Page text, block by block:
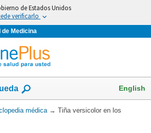
de Estados Unidos
verificarlo
Medicina
English
médica → Tiña versicolor en los